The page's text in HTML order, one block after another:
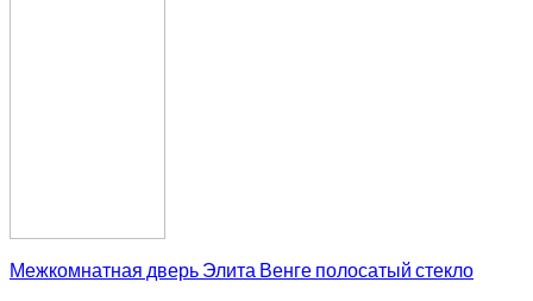
Межкомнатная дверь Элита Венге полосатый стекло